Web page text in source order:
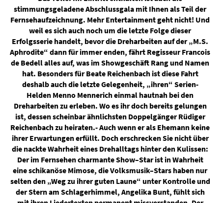
stimmungsgeladene Abschlussgala mit Ihnen als Teil der
Fernsehaufzeichnung. Mehr Entertainment geht nicht! Und
weil es sich auch noch um die letzte Folge dieser
Erfolgsserie handelt, bevor die Dreharbeiten auf der „M.S.
Aphrodite“ dann für immer enden, fährt Regisseur Francois
de Bedell alles auf, was im Showgeschäft Rang und Namen
hat. Besonders für Beate Reichenbach ist diese Fahrt
deshalb auch die letzte Gelegenheit, „ihren“ Serien-
Helden Menno Mennerich einmal hautnah bei den
Dreharbeiten zu erleben. Wo es ihr doch bereits gelungen
ist, dessen scheinbar ähnlichsten Doppelgänger Rüdiger
Reichenbach zu heiraten.- Auch wenn er als Ehemann keine
ihrer Erwartungen erfüllt. Doch erschrecken Sie nicht über
die nackte Wahrheit eines Drehalltags hinter den Kulissen:
Der im Fernsehen charmante Show–Star ist in Wahrheit
eine schikanöse Mimose, die Volksmusik–Stars haben nur
selten den „Weg zu ihrer guten Laune“ unter Kontrolle und
der Stern am Schlagerhimmel, Angelika Bunt, fühlt sich